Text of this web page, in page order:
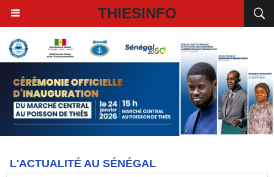
THIESINFO
L'ACTUALITÉ AU SÉNÉGAL